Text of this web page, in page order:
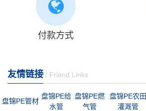
付款方式
友情链接 / Friend Links
盘锦PE管材
盘锦PE给
水管
盘锦PE燃
气管
盘锦PE农田
灌溉管